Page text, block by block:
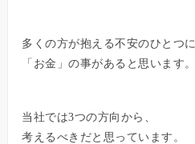
多くの方が抱える不安のひとつに
「お金」の事があると思います。
当社では3つの方向から、
考えるべきだと思っています。